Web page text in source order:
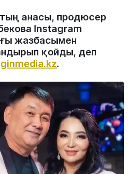
анасы, продюсер
Instagram
жазбасымен
қойды, деп
.